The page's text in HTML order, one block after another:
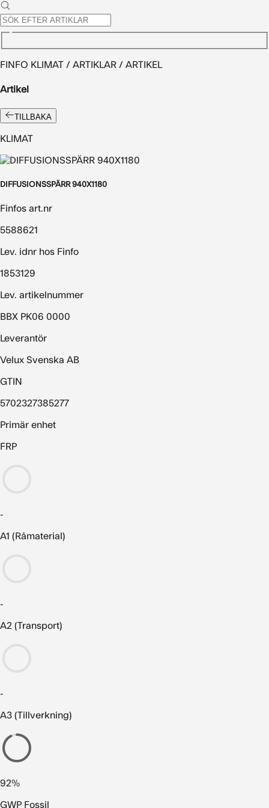
FINFO KLIMAT / ARTIKLAR / ARTIKEL
Artikel
TILLBAKA
KLIMAT
DIFFUSIONSSPÄRR 940X1180
Finfos art.nr
5588621
Lev. idnr hos Finfo
1853129
Lev. artikelnummer
BBX PK06 0000
Leverantör
Velux Svenska AB
GTIN
5702327385277
Primär enhet
FRP
-
A1 (Råmaterial)
-
A2 (Transport)
-
A3 (Tillverkning)
92%
GWP Fossil